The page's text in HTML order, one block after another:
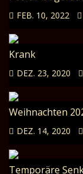
FEB. 10, 2022
Krank
DEZ. 23, 2020
Weihnachten
DEZ. 14, 2020
Temporäre